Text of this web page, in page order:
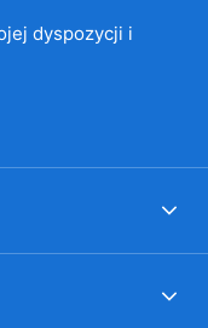
dyspozycji i